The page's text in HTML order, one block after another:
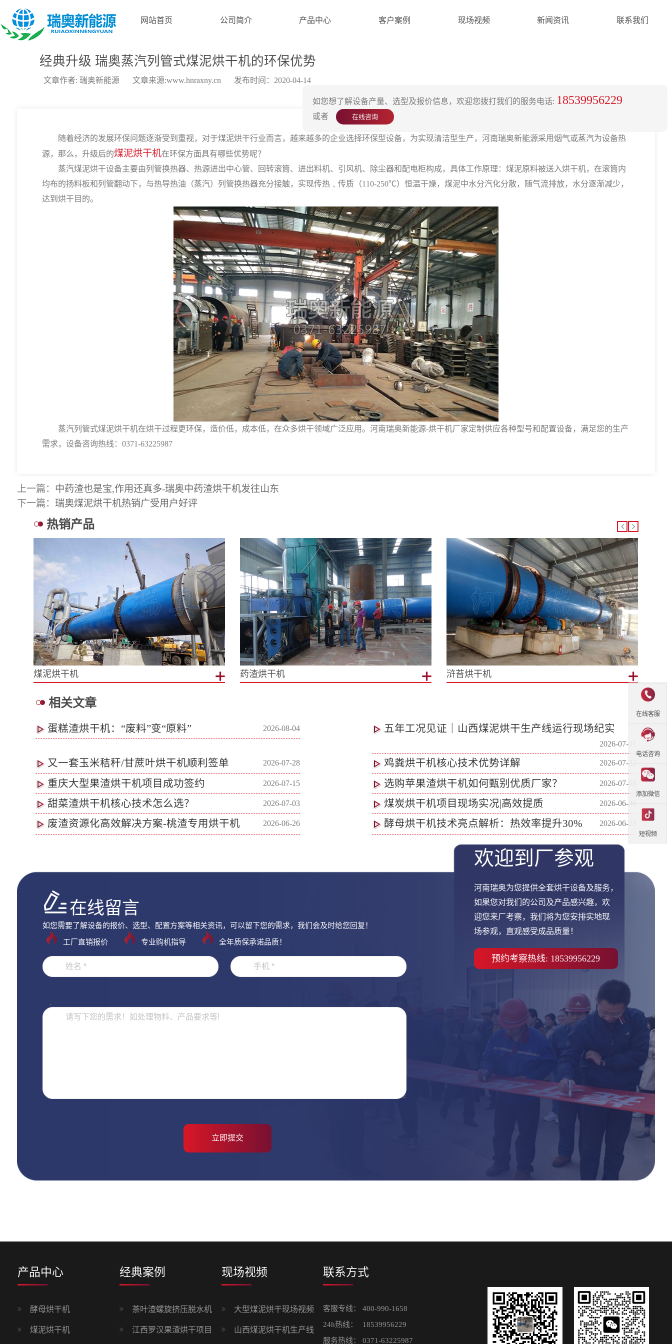
网站首页 公司简介 产品中心 客户案例 现场视频 新闻资讯 联系我们
经典升级 瑞奥蒸汽列管式煤泥烘干机的环保优势
文章作者: 瑞奥新能源 文章来源:www.hnraxny.cn 发布时间：2020-04-14
如您想了解设备产量、选型及报价信息，欢迎您拨打我们的服务电话: 18539956229
或者 在线咨询
随着经济的发展环保问题逐渐受到重视，对于煤泥烘干行业而言，越来越多的企业选择环保型设备，为实现清洁型生产，河南瑞奥新能源采用烟气或蒸汽为设备热
源，那么，升级后的煤泥烘干机在环保方面具有哪些优势呢？
蒸汽煤泥烘干设备主要由列管换热器、热源进出中心管、回转滚筒、进出料机、引风机、除尘器和配电柜构成，具体工作原理：煤泥原料被送入烘干机，在滚筒内
均布的扬料板和列管翻动下，与热导热油（蒸汽）列管换热器充分接触，实现传热﹑传质（110-250℃）恒温干燥，煤泥中水分汽化分散，随气流排放，水分逐渐减少，
达到烘干目的。
蒸汽列管式煤泥烘干机在烘干过程更环保，造价低，成本低，在众多烘干领域广泛应用。河南瑞奥新能源-烘干机厂家定制供应各种型号和配置设备，满足您的生产
需求，设备咨询热线： 0371-63225987
上一篇： 中药渣也是宝,作用还真多-瑞奥中药渣烘干机发往山东
下一篇： 瑞奥煤泥烘干机热销广受用户好评
热销产品
药渣烘干机 浒苔烘干机 生物质热风炉
相关文章
蛋糕渣烘干机：“废料”变“原料” 2026-08-04 五年工况见证｜山西煤泥烘干生产线运行现场纪实
2026-07-31
又一套玉米秸秆/甘蔗叶烘干机顺利签单 2026-07-28 鸡粪烘干机核心技术优势详解 2026-07-22
重庆大型果渣烘干机项目成功签约 2026-07-15 选购苹果渣烘干机如何甄别优质厂家？ 2026-07-08
甜菜渣烘干机核心技术怎么选？ 2026-07-03 煤炭烘干机项目现场实况|高效提质 2026-06-30
废渣资源化高效解决方案-桃渣专用烘干机 2026-06-26 酵母烘干机技术亮点解析：热效率提升30% 2026-06-23
在线留言
如您需要了解设备的报价、选型、配置方案等相关资讯，可以留下您的需求，我们会及时给您回复！
工厂直销报价 专业购机指导 全年质保承诺品质！
欢迎到厂参观
河南瑞奥为您提供全套烘干设备及服务，
如果您对我们的公司及产品感兴趣，欢
迎您来厂考察，我们将为您安排实地现
场参观，直观感受成品质量！
预约考察热线: 18539956229
产品中心
酵母烘干机
煤泥烘干机
经典案例
茶叶渣螺旋挤压脱水机
江西罗汉果渣烘干项目
现场视频
大型煤泥烘干现场视频
山西煤泥烘干机生产线
联系方式
客服专线：
400-990-1658
24h热线：
18539956229
服务热线：
0371-63225987
在线客服
电话咨询
添加微信
短视频